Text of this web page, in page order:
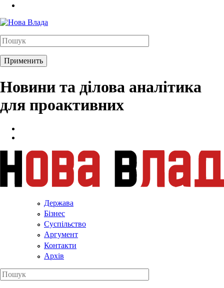
Новини та ділова аналітика
для проактивних
Держава
Бізнес
Суспільство
Аргумент
Контакти
Архів